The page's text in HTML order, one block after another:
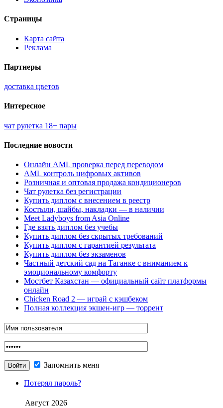
Страницы
Карта сайта
Реклама
Партнеры
доставка цветов
Интересное
чат рулетка 18+ пары
Последние новости
Онлайн AML проверка перед переводом
AML контроль цифровых активов
Розничная и оптовая продажа кондиционеров
Чат рулетка без регистрации
Купить диплом с внесением в реестр
Костыли, шайбы, накладки — в наличии
Meet Ladyboys from Asia Online
Где взять диплом без учебы
Купить диплом без скрытых требований
Купить диплом с гарантией результата
Купить диплом без экзаменов
Частный детский сад на Таганке с вниманием к
эмоциональному комфорту
Мостбет Казахстан — официальный сайт платформы
онлайн
Chicken Road 2 — играй с кэшбеком
Полная коллекция экшен-игр — торрент
Запомнить меня
Потерял пароль?
Август 2026